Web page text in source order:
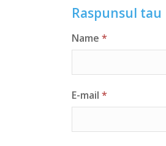
Raspunsul tau
Name *
E-mail *